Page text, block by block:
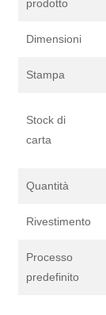
prodotto
Dimensioni
Stampa
Stock di
carta
Quantità
Rivestimento
Processo
predefinito